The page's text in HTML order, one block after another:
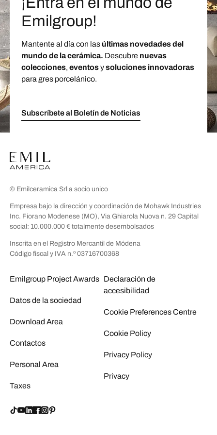
Emilgroup!
Mantente al día con las últimas novedades del
mundo de la cerámica. Descubre nuevas
colecciones, eventosysoluciones innovadoras
para gres porcelánico.
Subscríbete al Boletín de Noticias
© Emilceramica Srl a socio unico
Empresa bajo la dirección y coordinación de Mohawk Industries
Inc. Fiorano Modenese (MO), Via Ghiarola Nuova n. 29 Capital
social: 10.000.000 € totalmente desembolsados
Inscrita en el Registro Mercantil de Módena
Código fiscal y IVA n.º 03716700368
Emilgroup Project Awards
Datos de la sociedad
Download Area
Contactos
Personal Area
Taxes
Declaración de
accesibilidad
Cookie Preferences Centre
Cookie Policy
Privacy Policy
Privacy